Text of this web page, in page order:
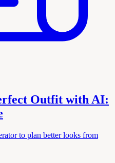
Outfit with AI:
to plan better looks from